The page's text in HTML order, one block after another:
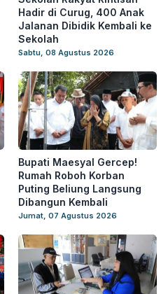
Hadir di Curug, 400 Anak
Jalanan Dibidik Kembali ke
Sekolah
Sabtu, 08 Agustus 2026
Bupati Maesyal Gercep!
Rumah Roboh Korban
Puting Beliung Langsung
Dibangun Kembali
Jumat, 07 Agustus 2026